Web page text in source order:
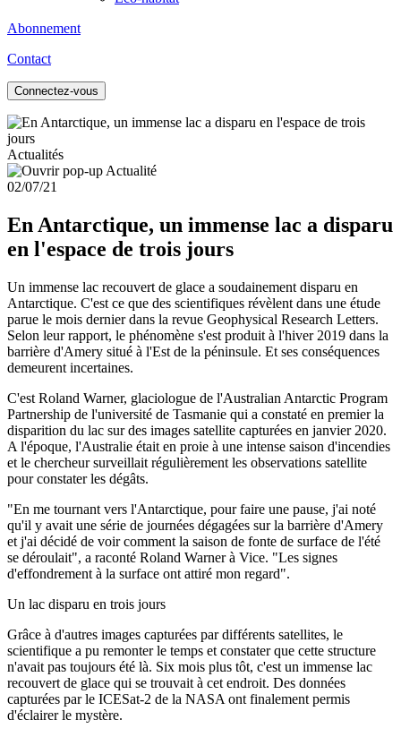
Abonnement
Contact
Connectez-vous
Actualités
02/07/21
En Antarctique, un immense lac a disparu
en l'espace de trois jours
Un immense lac recouvert de glace a soudainement disparu en
Antarctique. C'est ce que des scientifiques révèlent dans une étude
parue le mois dernier dans la revue Geophysical Research Letters.
Selon leur rapport, le phénomène s'est produit à l'hiver 2019 dans la
barrière d'Amery situé à l'Est de la péninsule. Et ses conséquences
demeurent incertaines.
C'est Roland Warner, glaciologue de l'Australian Antarctic Program
Partnership de l'université de Tasmanie qui a constaté en premier la
disparition du lac sur des images satellite capturées en janvier 2020.
A l'époque, l'Australie était en proie à une intense saison d'incendies
et le chercheur surveillait régulièrement les observations satellite
pour constater les dégâts.
"En me tournant vers l'Antarctique, pour faire une pause, j'ai noté
qu'il y avait une série de journées dégagées sur la barrière d'Amery
et j'ai décidé de voir comment la saison de fonte de surface de l'été
se déroulait", a raconté Roland Warner à Vice. "Les signes
d'effondrement à la surface ont attiré mon regard".
Un lac disparu en trois jours
Grâce à d'autres images capturées par différents satellites, le
scientifique a pu remonter le temps et constater que cette structure
n'avait pas toujours été là. Six mois plus tôt, c'est un immense lac
recouvert de glace qui se trouvait à cet endroit. Des données
capturées par le ICESat-2 de la NASA ont finalement permis
d'éclairer le mystère.